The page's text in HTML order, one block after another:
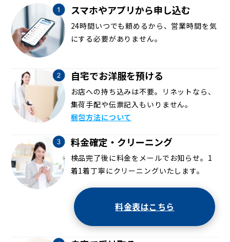
スマホやアプリから申し込む
24時間いつでも頼めるから、営業時間を気
にする必要がありません。
自宅でお洋服を預ける
お店への持ち込みは不要。リネットなら、
集荷手配や伝票記入もいりません。
梱包方法について
料金確定・クリーニング
検品完了後に料金をメールでお知らせ。1
着1着丁寧にクリーニングいたします。
料金表はこちら